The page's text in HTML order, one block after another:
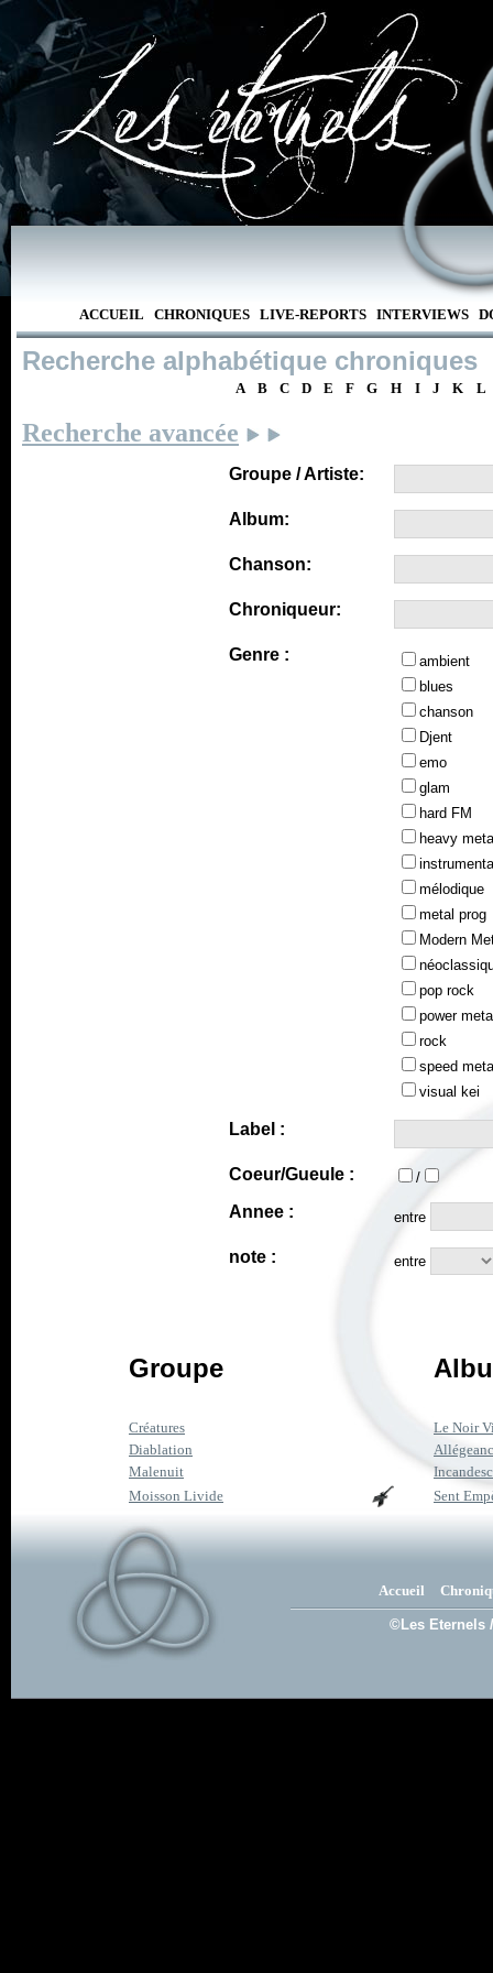
ACCUEIL CHRONIQUES LIVE-REPORTS INTERVIEWS
Recherche alphabétique chroniques
A B C D E F G H I J K L
Recherche avancée
Groupe / Artiste:
Album:
Chanson:
Chroniqueur:
Genre :
ambient
blues
chanson
Djent
emo
glam
hard FM
heavy
mélodique
metal prog
Modern
pop rock
power
rock
speed
visual kei
Label :
Coeur/Gueule : /
Annee : entre
note : entre
Groupe
Créatures
Le Noir
Diablation
Malenuit
Moisson Livide
Sent
Accueil
©Les Eternels